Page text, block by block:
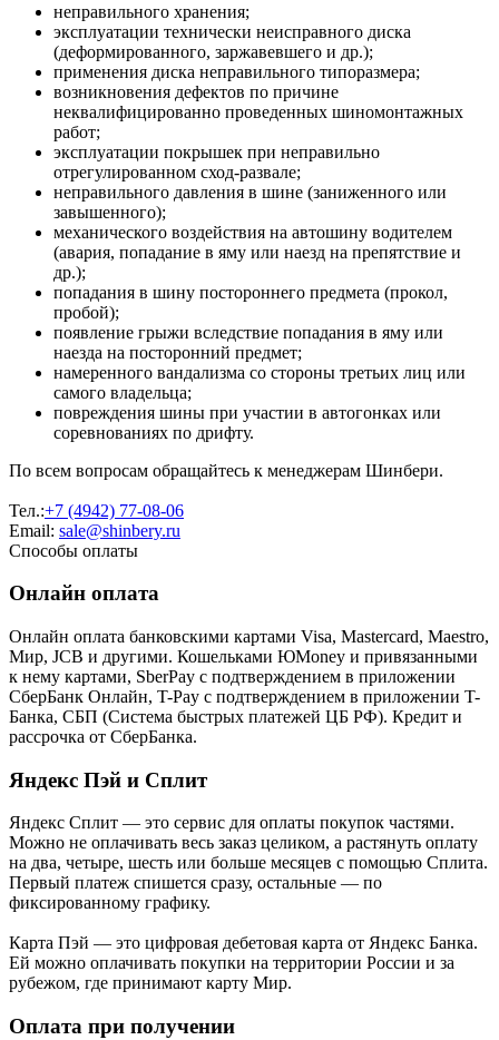
неправильного хранения;
эксплуатации технически неисправного диска
(деформированного, заржавевшего и др.);
применения диска неправильного типоразмера;
возникновения дефектов по причине
неквалифицированно проведенных шиномонтажных
работ;
эксплуатации покрышек при неправильно
отрегулированном сход-развале;
неправильного давления в шине (заниженного или
завышенного);
механического воздействия на автошину водителем
(авария, попадание в яму или наезд на препятствие и
др.);
попадания в шину постороннего предмета (прокол,
пробой);
появление грыжи вследствие попадания в яму или
наезда на посторонний предмет;
намеренного вандализма со стороны третьих лиц или
самого владельца;
повреждения шины при участии в автогонках или
соревнованиях по дрифту.
По всем вопросам обращайтесь к менеджерам Шинбери.
Тел.:+7 (4942) 77-08-06
Email: sale@shinbery.ru
Способы оплаты
Онлайн оплата
Онлайн оплата банковскими картами Visa, Mastercard, Maestro,
Мир, JCB и другими. Кошельками ЮMoney и привязанными
к нему картами, SberPay с подтверждением в приложении
СберБанк Онлайн, T-Pay с подтверждением в приложении T-
Банка, СБП (Система быстрых платежей ЦБ РФ). Кредит и
рассрочка от СберБанка.
Яндекс Пэй и Сплит
Яндекс Cплит — это сервис для оплаты покупок частями.
Можно не оплачивать весь заказ целиком, а растянуть оплату
на два, четыре, шесть или больше месяцев с помощью Сплита.
Первый платеж спишется сразу, остальные — по
фиксированному графику.
Карта Пэй — это цифровая дебетовая карта от Яндекс Банка.
Ей можно оплачивать покупки на территории России и за
рубежом, где принимают карту Мир.
Оплата при получении